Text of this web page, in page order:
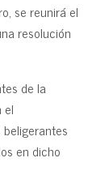
se reunirá el
resolución
de la
el
en dicho